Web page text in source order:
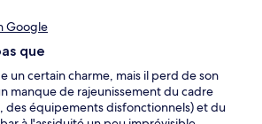
Google
que
un certain charme, mais il perd de son
manque de rajeunissement du cadre
des équipements disfonctionnels) et du